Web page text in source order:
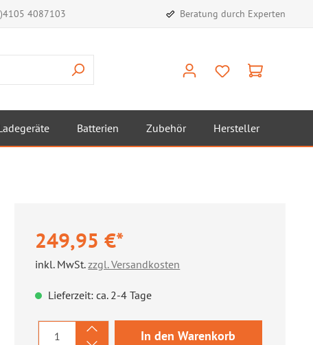
4087103 Beratung durch Experten
Batterien Zubehör Hersteller
249,95 €*
inkl. MwSt.zzgl. Versandkosten
Lieferzeit: ca. 2-4 Tage
Produkt Anzahl: Gib den
In den Warenkorb